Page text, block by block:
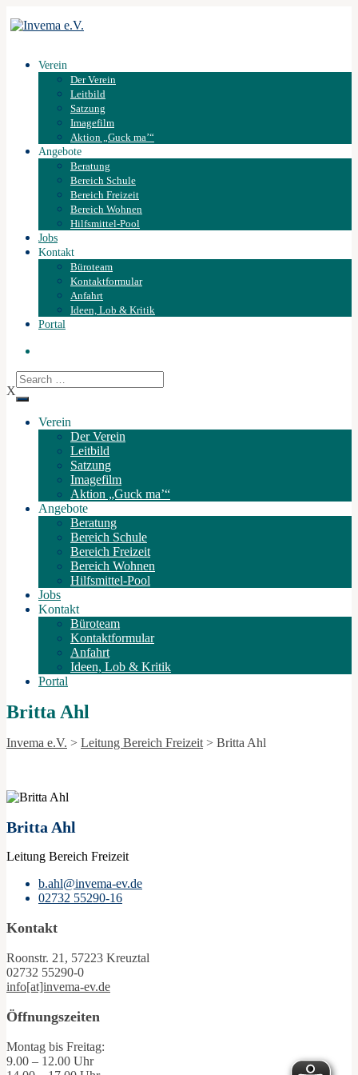
Verein
Der Verein
Leitbild
Satzung
Imagefilm
Aktion „Guck ma’“
Angebote
Beratung
Bereich Schule
Bereich Freizeit
Bereich Wohnen
Hilfsmittel-Pool
Jobs
Kontakt
Büroteam
Kontaktformular
Anfahrt
Ideen, Lob & Kritik
Portal
X
Verein
Der Verein
Leitbild
Satzung
Imagefilm
Aktion „Guck ma’“
Angebote
Beratung
Bereich Schule
Bereich Freizeit
Bereich Wohnen
Hilfsmittel-Pool
Jobs
Kontakt
Büroteam
Kontaktformular
Anfahrt
Ideen, Lob & Kritik
Portal
Britta Ahl
Invema e.V. > Leitung Bereich Freizeit > Britta Ahl
Britta Ahl
Leitung Bereich Freizeit
b.ahl@invema-ev.de
02732 55290-16
Kontakt
Roonstr. 21, 57223 Kreuztal
02732 55290-0
info[at]invema-ev.de
Öffnungszeiten
Montag bis Freitag:
9.00 – 12.00 Uhr